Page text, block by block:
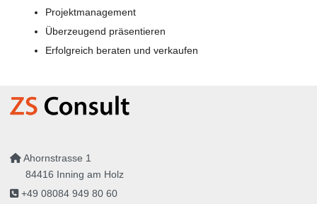
Projektmanagement
Überzeugend präsentieren
Erfolgreich beraten und verkaufen
Ahornstrasse 1
84416 Inning am Holz
+49 08084 949 80 60